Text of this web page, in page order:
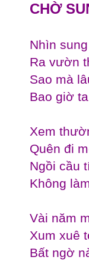
CHỜ
Nhìn
Ra vườn
Sao mà
Bao giờ
Xem
Quên đi
Ngồi cầu
Không
Vài năm
Xum xuê
Bất ngờ